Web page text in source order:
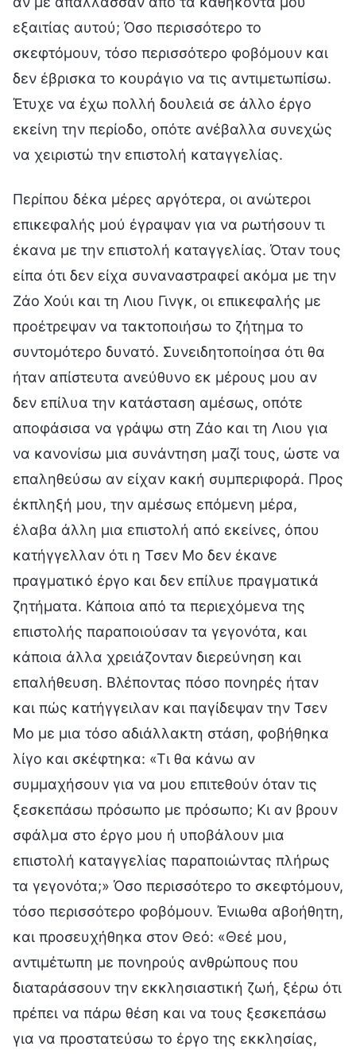
εξαιτίας αυτού; Όσο περισσότερο το
σκεφτόμουν, τόσο περισσότερο φοβόμουν και
δεν έβρισκα το κουράγιο να τις αντιμετωπίσω.
Έτυχε να έχω πολλή δουλειά σε άλλο έργο
εκείνη την περίοδο, οπότε ανέβαλλα συνεχώς
να χειριστώ την επιστολή καταγγελίας.
Περίπου δέκα μέρες αργότερα, οι ανώτεροι
επικεφαλής μού έγραψαν για να ρωτήσουν τι
έκανα με την επιστολή καταγγελίας. Όταν τους
είπα ότι δεν είχα συναναστραφεί ακόμα με την
Ζάο Χούι και τη Λιου Γινγκ, οι επικεφαλής με
προέτρεψαν να τακτοποιήσω το ζήτημα το
συντομότερο δυνατό. Συνειδητοποίησα ότι θα
ήταν απίστευτα ανεύθυνο εκ μέρους μου αν
δεν επίλυα την κατάσταση αμέσως, οπότε
αποφάσισα να γράψω στη Ζάο και τη Λιου για
να κανονίσω μια συνάντηση μαζί τους, ώστε να
επαληθεύσω αν είχαν κακή συμπεριφορά. Προς
έκπληξή μου, την αμέσως επόμενη μέρα,
έλαβα άλλη μια επιστολή από εκείνες, όπου
κατήγγελλαν ότι η Τσεν Μο δεν έκανε
πραγματικό έργο και δεν επίλυε πραγματικά
ζητήματα. Κάποια από τα περιεχόμενα της
επιστολής παραποιούσαν τα γεγονότα, και
κάποια άλλα χρειάζονταν διερεύνηση και
επαλήθευση. Βλέποντας πόσο πονηρές ήταν
και πώς κατήγγειλαν και παγίδεψαν την Τσεν
Μο με μια τόσο αδιάλλακτη στάση, φοβήθηκα
λίγο και σκέφτηκα: «Τι θα κάνω αν
συμμαχήσουν για να μου επιτεθούν όταν τις
ξεσκεπάσω πρόσωπο με πρόσωπο; Κι αν βρουν
σφάλμα στο έργο μου ή υποβάλουν μια
επιστολή καταγγελίας παραποιώντας πλήρως
τα γεγονότα;» Όσο περισσότερο το σκεφτόμουν,
τόσο περισσότερο φοβόμουν. Ένιωθα αβοήθητη,
και προσευχήθηκα στον Θεό: «Θεέ μου,
αντιμέτωπη με πονηρούς ανθρώπους που
διαταράσσουν την εκκλησιαστική ζωή, ξέρω ότι
πρέπει να πάρω θέση και να τους ξεσκεπάσω
για να προστατεύσω το έργο της εκκλησίας,